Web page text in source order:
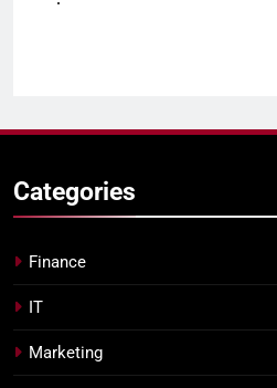
Categories
Finance
IT
Marketing